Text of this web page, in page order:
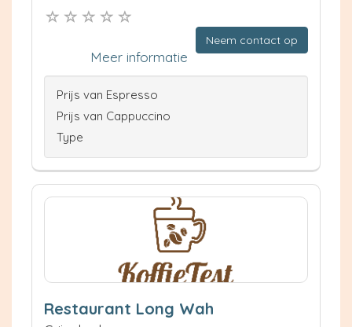
Neem contact op
Meer informatie
Prijs van Espresso
Prijs van Cappuccino
Type
Restaurant Long Wah